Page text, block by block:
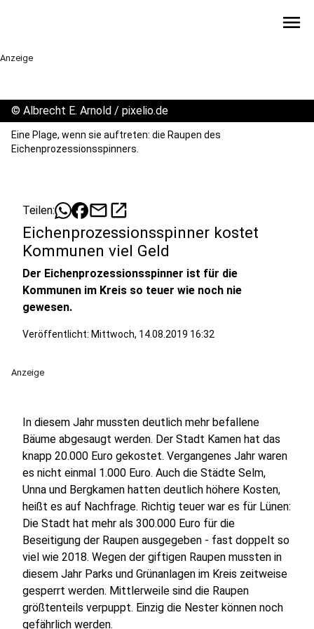
menu
Anzeige
© Albrecht E. Arnold / pixelio.de
Eine Plage, wenn sie auftreten: die Raupen des
Eichenprozessionsspinners.
Teilen: mailopen_in_new
Eichenprozessionsspinner kostet
Kommunen viel Geld
Der Eichenprozessionsspinner ist für die
Kommunen im Kreis so teuer wie noch nie
gewesen.
Veröffentlicht: Mittwoch, 14.08.2019 16:32
Anzeige
In diesem Jahr mussten deutlich mehr befallene
Bäume abgesaugt werden. Der Stadt Kamen hat das
knapp 20.000 Euro gekostet. Vergangenes Jahr waren
es nicht einmal 1.000 Euro. Auch die Städte Selm,
Unna und Bergkamen hatten deutlich höhere Kosten,
heißt es auf Nachfrage. Richtig teuer war es für Lünen:
Die Stadt hat mehr als 300.000 Euro für die
Beseitigung der Raupen ausgegeben - fast doppelt so
viel wie 2018. Wegen der giftigen Raupen mussten in
diesem Jahr Parks und Grünanlagen im Kreis zeitweise
gesperrt werden. Mittlerweile sind die Raupen
größtenteils verpuppt. Einzig die Nester können noch
gefährlich werden.